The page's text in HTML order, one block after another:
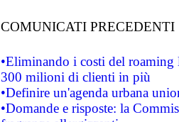
COMUNICATI PRECEDENTI
•Eliminando i costi del roaming
300 milioni di clienti in più
•Definire un'agenda urbana
•Domande e risposte: la